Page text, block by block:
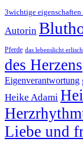
3wichtige eigenschaften
Autorin
Pferde das lebenslicht
des Herzens
Eigenverantwortung
Heike Adami
Liebe und